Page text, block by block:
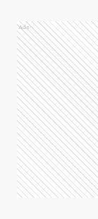
Ads